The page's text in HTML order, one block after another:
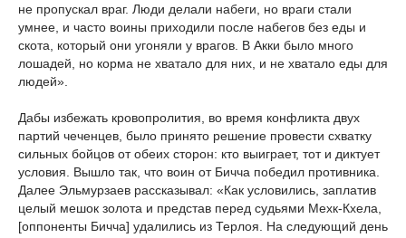
не пропускал враг. Люди делали набеги, но враги стали
умнее, и часто воины приходили после набегов без еды и
скота, который они угоняли у врагов. В Акки было много
лошадей, но корма не хватало для них, и не хватало еды для
людей».
Дабы избежать кровопролития, во время конфликта двух
партий чеченцев, было принято решение провести схватку
сильных бойцов от обеих сторон: кто выиграет, тот и диктует
условия. Вышло так, что воин от Бичча победил противника.
Далее Эльмурзаев рассказывал: «Как условились, заплатив
целый мешок золота и представ перед судьями Мехк-Кхела,
[оппоненты Бичча] удалились из Терлоя. На следующий день